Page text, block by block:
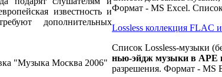
известность и
дополнительных
"Музыка Москва 2006"
Формат - MS Excel.
Lossless коллекция FLAC
Список Lossless-музыки
нью-эйдж музыки в APE
разрешения. Формат - MS